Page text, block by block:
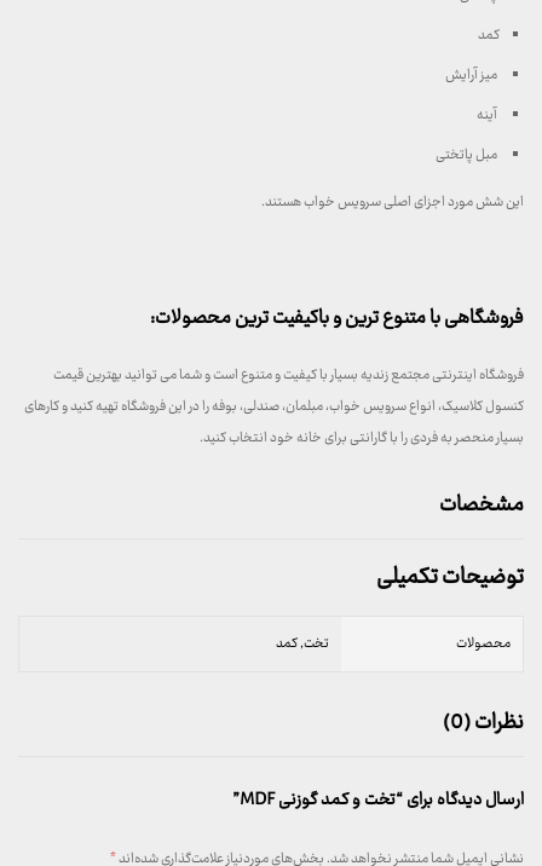
کمد
میز آرایش
آینه
مبل پاتختی
این شش مورد اجزای اصلی سرویس خواب هستند.
فروشگاهی با متنوع ترین و باکیفیت ترین محصولات:
فروشگاه اینترنتی مجتمع زندیه بسیار با کیفیت و متنوع است و شما می توانید بهترین قیمت
کنسول کلاسیک، انواع سرویس خواب، مبلمان، صندلی، بوفه را در این فروشگاه تهیه کنید و کارهای
بسیار منحصر به فردی را با گارانتی برای خانه خود انتخاب کنید.
مشخصات
توضیحات تکمیلی
محصولات تخت, کمد
نظرات (0)
ارسال دیدگاه برای “تخت و کمد گوزنی MDF”
نشانی ایمیل شما منتشر نخواهد شد.بخش‌های موردنیاز علامت‌گذاری شده‌اند*